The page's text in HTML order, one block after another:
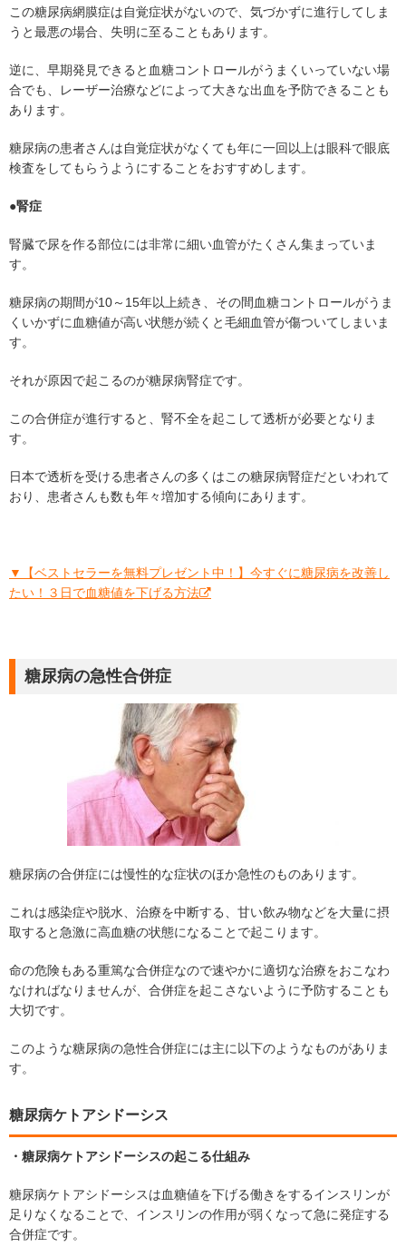
この糖尿病網膜症は自覚症状がないので、気づかずに進行してしま
うと最悪の場合、失明に至ることもあります。
逆に、早期発見できると血糖コントロールがうまくいっていない場
合でも、レーザー治療などによって大きな出血を予防できることも
あります。
糖尿病の患者さんは自覚症状がなくても年に一回以上は眼科で眼底
検査をしてもらうようにすることをおすすめします。
●腎症
腎臓で尿を作る部位には非常に細い血管がたくさん集まっていま
す。
糖尿病の期間が10～15年以上続き、その間血糖コントロールがうま
くいかずに血糖値が高い状態が続くと毛細血管が傷ついてしまいま
す。
それが原因で起こるのが糖尿病腎症です。
この合併症が進行すると、腎不全を起こして透析が必要となりま
す。
日本で透析を受ける患者さんの多くはこの糖尿病腎症だといわれて
おり、患者さんも数も年々増加する傾向にあります。
▼【ベストセラーを無料プレゼント中！】今すぐに糖尿病を改善し
たい！３日で血糖値を下げる方法
糖尿病の急性合併症
糖尿病の合併症には慢性的な症状のほか急性のものあります。
これは感染症や脱水、治療を中断する、甘い飲み物などを大量に摂
取すると急激に高血糖の状態になることで起こります。
命の危険もある重篤な合併症なので速やかに適切な治療をおこなわ
なければなりませんが、合併症を起こさないように予防することも
大切です。
このような糖尿病の急性合併症には主に以下のようなものがありま
す。
糖尿病ケトアシドーシス
・糖尿病ケトアシドーシスの起こる仕組み
糖尿病ケトアシドーシスは血糖値を下げる働きをするインスリンが
足りなくなることで、インスリンの作用が弱くなって急に発症する
合併症です。